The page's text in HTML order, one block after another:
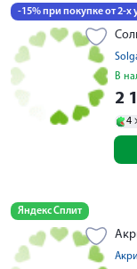
-15% при покупке от 2-х
В
2
4
Яндекс Сплит